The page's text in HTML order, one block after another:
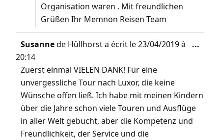
Organisation waren . Mit freundlichen
Grüßen Ihr Memnon Reisen Team
Susannede Hüllhorst a écrit le23/04/2019 à
20:14
Zuerst einmal VIELEN DANK! Für eine
unvergessliche Tour nach Luxor, die keine
Wünsche offen ließ. Ich habe mit meinen Kindern
über die Jahre schon viele Touren und Ausflüge
in aller Welt gebucht, aber die Kompetenz und
Freundlichkeit, der Service und die
...